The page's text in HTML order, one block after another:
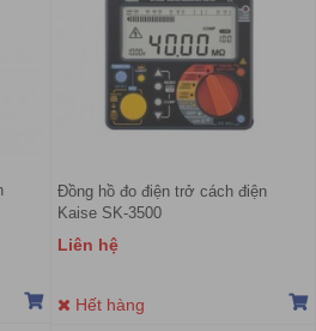
Đồng hồ đo điện trở cách điện
Kaise SK-3500
Liên hệ
Hết hàng